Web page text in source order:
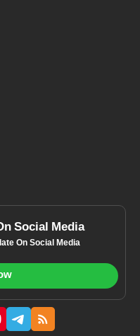
Social Media
On Social Media